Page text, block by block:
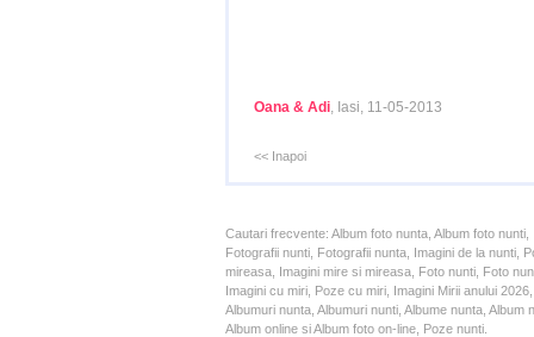
Oana & Adi, Iasi, 11-05-2013
<< Inapoi
Cautari frecvente: Album foto nunta, Album foto
Fotografii nunti, Fotografii nunta, Imagini de la nunti,
mireasa, Imagini mire si mireasa, Foto nunti, Foto
Imagini cu miri, Poze cu miri, Imagini Mirii anului
Albumuri nunta, Albumuri nunti, Albume nunta,
Album online si Album foto on-line, Poze nunti.